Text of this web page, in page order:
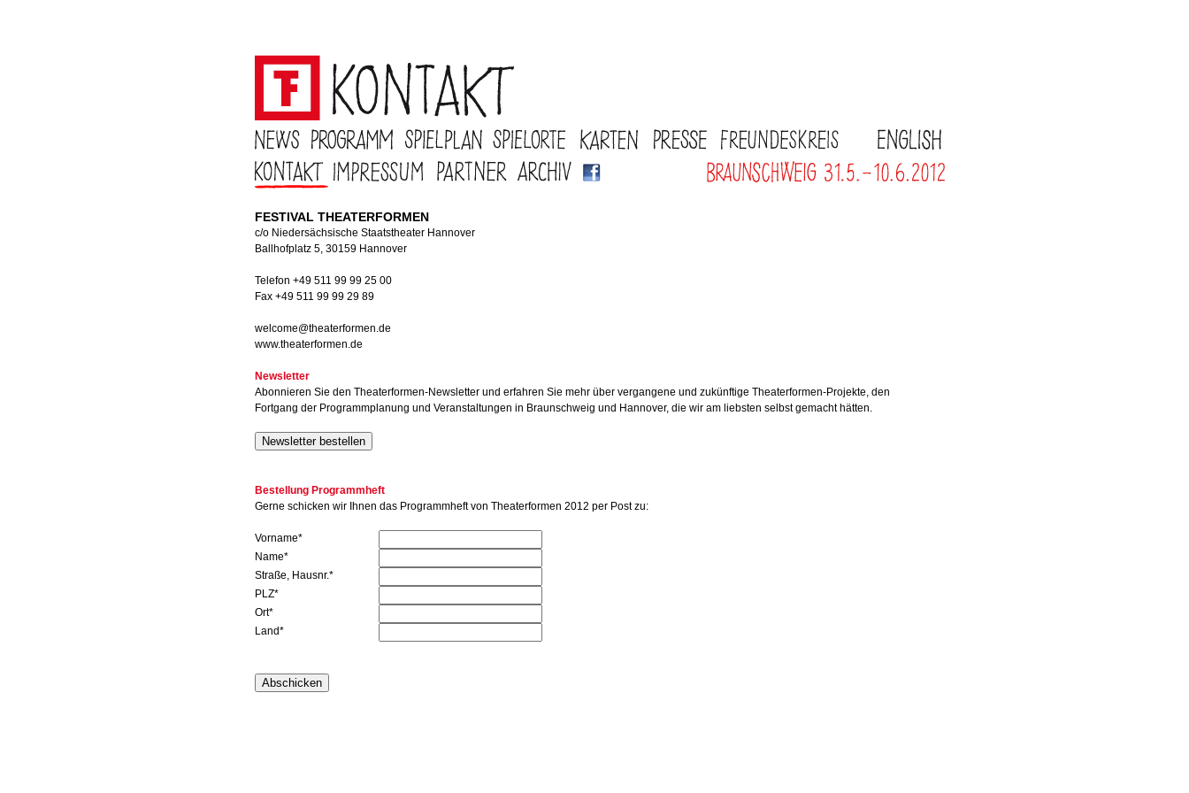
FESTIVAL THEATERFORMEN
c/o Niedersächsische Staatstheater Hannover
Ballhofplatz 5, 30159 Hannover
Telefon +49 511 99 99 25 00
Fax +49 511 99 99 29 89
welcome@theaterformen.de
www.theaterformen.de
Newsletter
Abonnieren Sie den Theaterformen-Newsletter und erfahren Sie mehr über vergangene und zukünftige Theaterformen-Projekte, den
Fortgang der Programmplanung und Veranstaltungen in Braunschweig und Hannover, die wir am liebsten selbst gemacht hätten.
Bestellung Programmheft
Gerne schicken wir Ihnen das Programmheft von Theaterformen 2012 per Post zu:
Vorname*
Name*
Straße, Hausnr.*
PLZ*
Ort*
Land*